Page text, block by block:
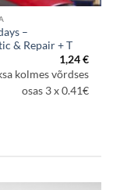
–
& Repair + T
1,24€
kolmes võrdses
osas 3 x 0.41€